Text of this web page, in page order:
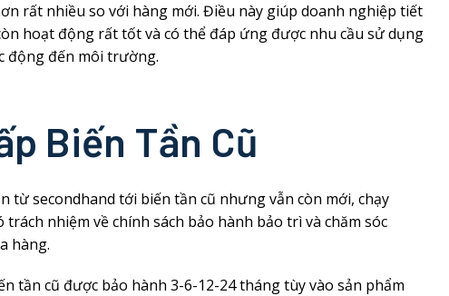
rất nhiều so với hàng mới. Điều này giúp doanh nghiệp tiết
hoạt động rất tốt và có thể đáp ứng được nhu cầu sử dụng
động đến môi trường.
Biến Tần Cũ
từ secondhand tới biến tần cũ nhưng vẫn còn mới, chạy
nhiệm về chính sách bảo hành bảo trì và chăm sóc
hàng.
tần cũ được bảo hành 3-6-12-24 tháng tùy vào sản phẩm